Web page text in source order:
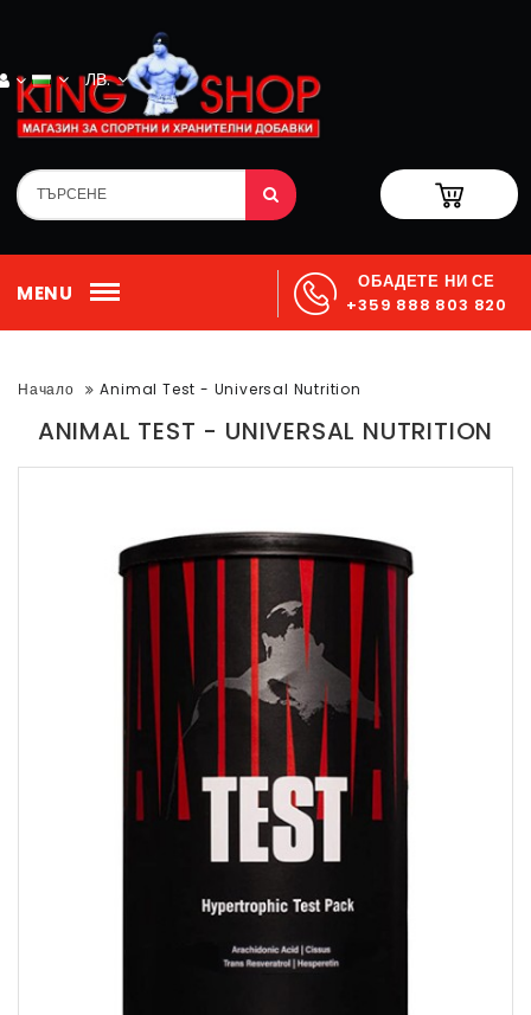
MENU
ЛВ.
ОБАДЕТЕ НИ СЕ
+359 888 803 820
Начало Animal Test - Universal Nutrition
ANIMAL TEST - UNIVERSAL NUTRITION